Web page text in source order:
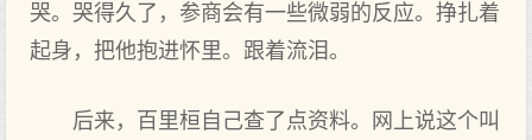
哭。哭得久了，参商会有一些微弱的反应。挣扎着
起身，把他抱进怀里。跟着流泪。
后来，百里桓自己查了点资料。网上说这个叫